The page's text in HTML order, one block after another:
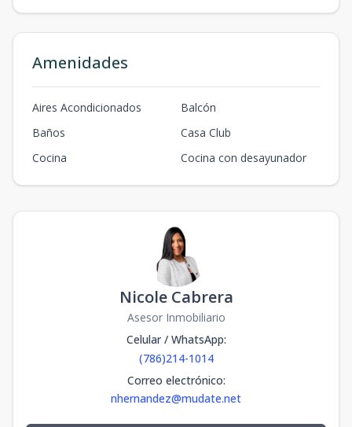
Amenidades
Aires Acondicionados
Balcón
Baños
Casa Club
Cocina
Cocina con desayunador
Nicole Cabrera
Asesor Inmobiliario
Celular / WhatsApp:
(786)214-1014
Correo electrónico:
nhernandez@mudate.net